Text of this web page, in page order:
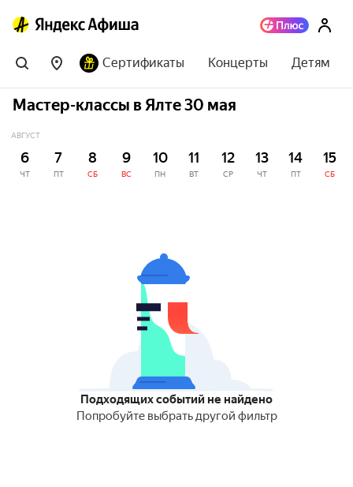
Сертификаты Концерты Детям
Мастер-классы в Ялте 30 мая
АВГУСТ
6
ЧТ
7
ПТ
8
СБ
9
ВС
10
ПН
11
ВТ
12
СР
13
ЧТ
14
ПТ
15
СБ
Подходящих событий не найдено
Попробуйте выбрать другой фильтр